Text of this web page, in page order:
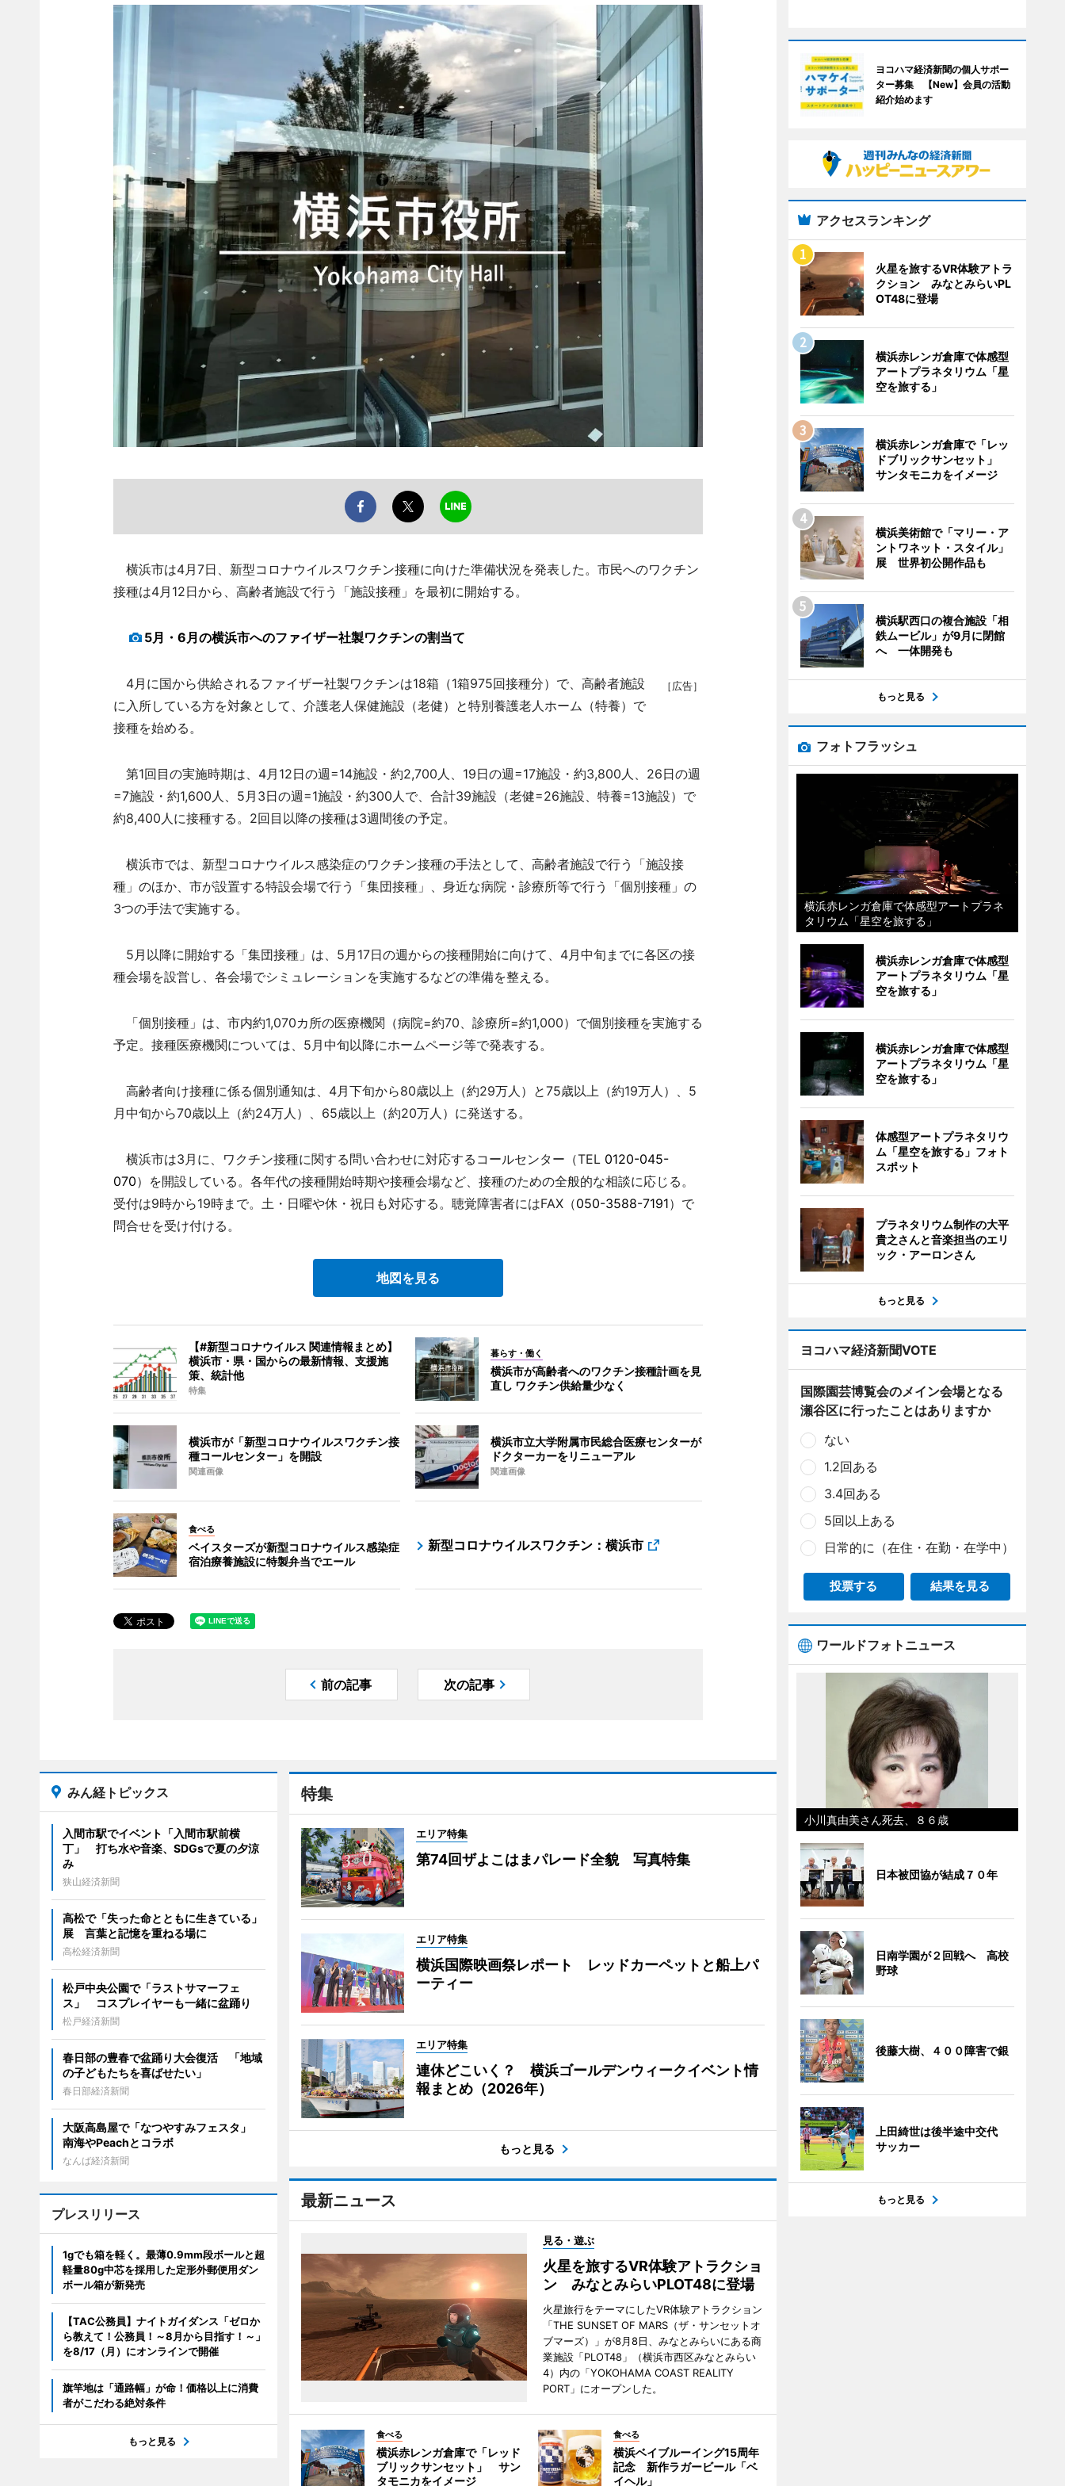
横浜市は4月7日、新型コロナウイルスワクチン接種に向けた準備状況を発表した。市民へのワクチン
接種は4月12日から、高齢者施設で行う「施設接種」を最初に開始する。
5月・6月の横浜市へのファイザー社製ワクチンの割当て
［広告］
4月に国から供給されるファイザー社製ワクチンは18箱（1箱975回接種分）で、高齢者施設
に入所している方を対象として、介護老人保健施設（老健）と特別養護老人ホーム（特養）で
接種を始める。
第1回目の実施時期は、4月12日の週=14施設・約2,700人、19日の週=17施設・約3,800人、26日の週
=7施設・約1,600人、5月3日の週=1施設・約300人で、合計39施設（老健=26施設、特養=13施設）で
約8,400人に接種する。2回目以降の接種は3週間後の予定。
横浜市では、新型コロナウイルス感染症のワクチン接種の手法として、高齢者施設で行う「施設接
種」のほか、市が設置する特設会場で行う「集団接種」、身近な病院・診療所等で行う「個別接種」の
3つの手法で実施する。
5月以降に開始する「集団接種」は、5月17日の週からの接種開始に向けて、4月中旬までに各区の接
種会場を設営し、各会場でシミュレーションを実施するなどの準備を整える。
「個別接種」は、市内約1,070カ所の医療機関（病院=約70、診療所=約1,000）で個別接種を実施する
予定。接種医療機関については、5月中旬以降にホームページ等で発表する。
高齢者向け接種に係る個別通知は、4月下旬から80歳以上（約29万人）と75歳以上（約19万人）、5
月中旬から70歳以上（約24万人）、65歳以上（約20万人）に発送する。
横浜市は3月に、ワクチン接種に関する問い合わせに対応するコールセンター（TEL 0120-045-
070）を開設している。各年代の接種開始時期や接種会場など、接種のための全般的な相談に応じる。
受付は9時から19時まで。土・日曜や休・祝日も対応する。聴覚障害者にはFAX（050-3588-7191）で
問合せを受け付ける。
地図を見る
【#新型コロナウイルス 関連情報まとめ】
横浜市・県・国からの最新情報、支援施
策、統計他
特集
暮らす・働く
横浜市が高齢者へのワクチン接種計画を見
直し ワクチン供給量少なく
横浜市が「新型コロナウイルスワクチン接
種コールセンター」を開設
関連画像
横浜市立大学附属市民総合医療センターが
ドクターカーをリニューアル
関連画像
食べる
ベイスターズが新型コロナウイルス感染症
宿泊療養施設に特製弁当でエール
新型コロナウイルスワクチン：横浜市
前の記事 次の記事
特集
エリア特集
第74回ザよこはまパレード全貌 写真特集
エリア特集
横浜国際映画祭レポート レッドカーペットと船上パ
ーティー
エリア特集
連休どこいく？ 横浜ゴールデンウィークイベント情
報まとめ（2026年）
もっと見る
最新ニュース
見る・遊ぶ
火星を旅するVR体験アトラクショ
ン みなとみらいPLOT48に登場
火星旅行をテーマにしたVR体験アトラクション
「THE SUNSET OF MARS（ザ・サンセットオ
ブマーズ）」が8月8日、みなとみらいにある商
業施設「PLOT48」（横浜市西区みなとみらい
4）内の「YOKOHAMA COAST REALITY
PORT」にオープンした。
食べる
横浜赤レンガ倉庫で「レッド
ブリックサンセット」 サン
タモニカをイメージ
食べる
横浜ベイブルーイング15周年
記念 新作ラガービール「ベ
イヘル」
みん経トピックス
入間市駅でイベント「入間市駅前横
丁」 打ち水や音楽、SDGsで夏の夕涼
み
狭山経済新聞
高松で「失った命とともに生きている」
展 言葉と記憶を重ねる場に
高松経済新聞
松戸中央公園で「ラストサマーフェ
ス」 コスプレイヤーも一緒に盆踊り
松戸経済新聞
春日部の豊春で盆踊り大会復活 「地域
の子どもたちを喜ばせたい」
春日部経済新聞
大阪高島屋で「なつやすみフェスタ」
南海やPeachとコラボ
なんば経済新聞
プレスリリース
1gでも箱を軽く。最薄0.9mm段ボールと超
軽量80g中芯を採用した定形外郵便用ダン
ボール箱が新発売
【TAC公務員】ナイトガイダンス「ゼロか
ら教えて！公務員！～8月から目指す！～」
を8/17（月）にオンラインで開催
旗竿地は「通路幅」が命！価格以上に消費
者がこだわる絶対条件
もっと見る
ヨコハマ経済新聞の個人サポー
ター募集 【New】会員の活動
紹介始めます
アクセスランキング
火星を旅するVR体験アトラ
クション みなとみらいPL
OT48に登場
横浜赤レンガ倉庫で体感型
アートプラネタリウム「星
空を旅する」
横浜赤レンガ倉庫で「レッ
ドブリックサンセット」
サンタモニカをイメージ
横浜美術館で「マリー・ア
ントワネット・スタイル」
展 世界初公開作品も
横浜駅西口の複合施設「相
鉄ムービル」が9月に閉館
へ 一体開発も
もっと見る
フォトフラッシュ
横浜赤レンガ倉庫で体感型アートプラネ
タリウム「星空を旅する」
横浜赤レンガ倉庫で体感型
アートプラネタリウム「星
空を旅する」
横浜赤レンガ倉庫で体感型
アートプラネタリウム「星
空を旅する」
体感型アートプラネタリウ
ム「星空を旅する」フォト
スポット
プラネタリウム制作の大平
貴之さんと音楽担当のエリ
ック・アーロンさん
もっと見る
ヨコハマ経済新聞VOTE
国際園芸博覧会のメイン会場となる
瀬谷区に行ったことはありますか
ない
1.2回ある
3.4回ある
5回以上ある
日常的に（在住・在勤・在学中）
投票する 結果を見る
ワールドフォトニュース
小川真由美さん死去、８６歳
日本被団協が結成７０年
日南学園が２回戦へ 高校
野球
後藤大樹、４００障害で銀
上田綺世は後半途中交代
サッカー
もっと見る